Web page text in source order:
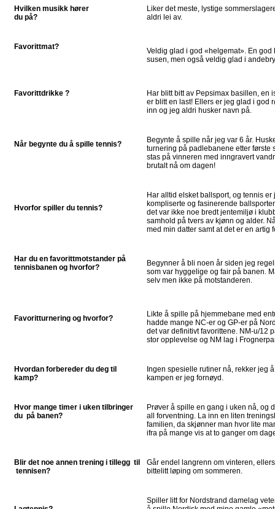
Hvilken musikk hører
du på?
Liker det meste, lystige
aldri lei av.
Favorittmat?
Veldig glad i god «helgemat». En
susen, men også veldig glad i
Favorittdrikke ?
Har blitt bitt av Pepsimax basillen, en
er blitt en last! Ellers er jeg glad i god
inn og jeg aldri husker navn på.
Når begynte du å spille tennis?
Begynte å spille når jeg var 6 år.
turnering på padlebanene etter første
stas på vinneren med inngravert
brutalt nå om dagen!
Hvorfor spiller du tennis?
Har alltid elsket ballsport, og tennis er
kompliserte og fasinerende
det var ikke noe bredt jentemiljø i
samhold på tvers av kjønn og alder.
med min datter samt at det er en artig
Har du en favorittmotstander på
tennisbanen og hvorfor?
Begynner å bli noen år siden jeg
som var hyggelige og fair på banen.
selv men ikke på motstanderen.
Favoritturnering og hvorfor?
Likte å spille på hjemmebane med
hadde mange NC-er og GP-er på
det var definitivt favorittene. NM-u/12
stor opplevelse og NM lag i
Hvordan forbereder du deg til
kamp?
Ingen spesielle rutiner nå, rekker jeg
kampen er jeg fornøyd.
Hvor mange timer i uken tilbringer
du på banen?
Prøver å spille en gang i uken nå, og
all forventning. La inn en liten
familien, da skjønner man hvor lite
ifra på mange vis at to ganger om
Blir det noe annen trening i tillegg til
tennisen?
Går endel langrenn om vinteren,
bittelitt løping om sommeren.
Spiller litt for Nordstrand damelag